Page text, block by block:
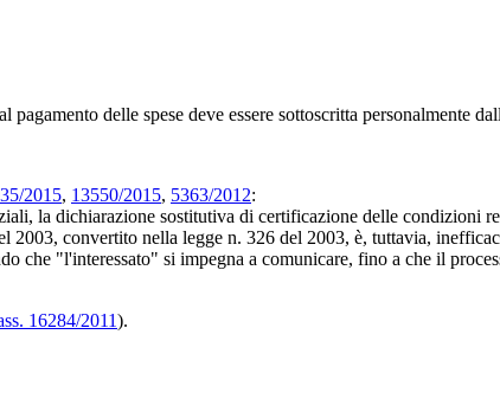
delle spese deve essere sottoscritta personalmente
2015, 13550/2015, 5363/2012:
la dichiarazione sostitutiva di certificazione delle condizioni
convertito nella legge n. 326 del 2003, è, tuttavia,
che "l'interessato" si impegna a comunicare, fino a che il
16284/2011).